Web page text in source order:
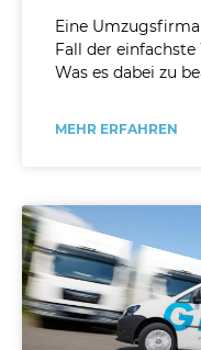
Eine
Fall der einfachste
Was es dabei zu
MEHR ERFAHREN